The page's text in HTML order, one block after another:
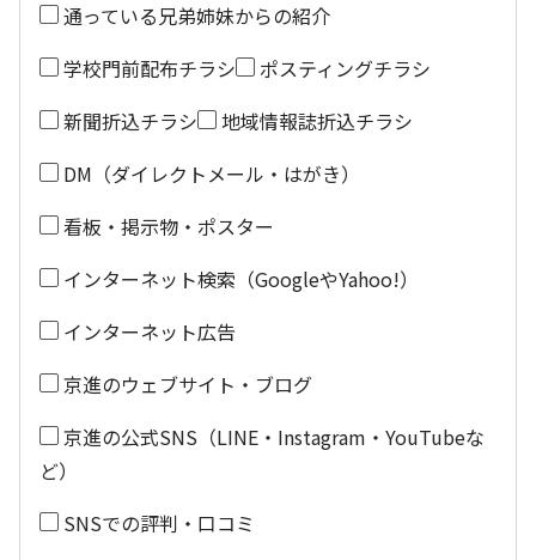
通っている兄弟姉妹からの紹介
学校門前配布チラシ
ポスティングチラシ
新聞折込チラシ
地域情報誌折込チラシ
DM（ダイレクトメール・はがき）
看板・掲示物・ポスター
インターネット検索（GoogleやYahoo!）
インターネット広告
京進のウェブサイト・ブログ
京進の公式SNS（LINE・Instagram・YouTubeな
ど）
SNSでの評判・口コミ